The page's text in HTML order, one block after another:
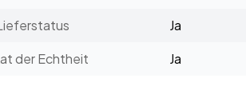
Ja
der Echtheit
Ja